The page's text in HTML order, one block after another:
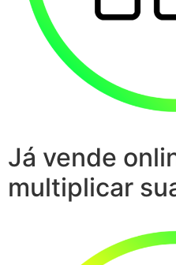
Já vende
multiplicar